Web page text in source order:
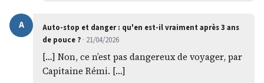
A
Auto-stop et danger : qu'en est-il vraiment après 3 ans
de pouce ? · 21/04/2026
[…] Non, ce n’est pas dangereux de voyager, par
Capitaine Rémi. […]